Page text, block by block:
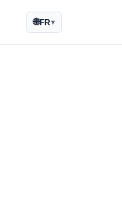
🌐FR▾